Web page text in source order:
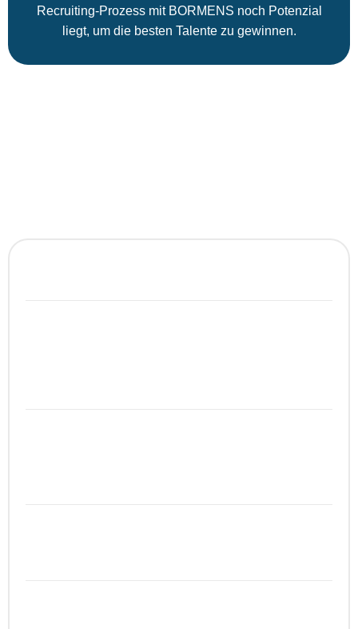
Recruiting-Prozess mit BORMENS noch Potenzial
liegt, um die besten Talente zu gewinnen.